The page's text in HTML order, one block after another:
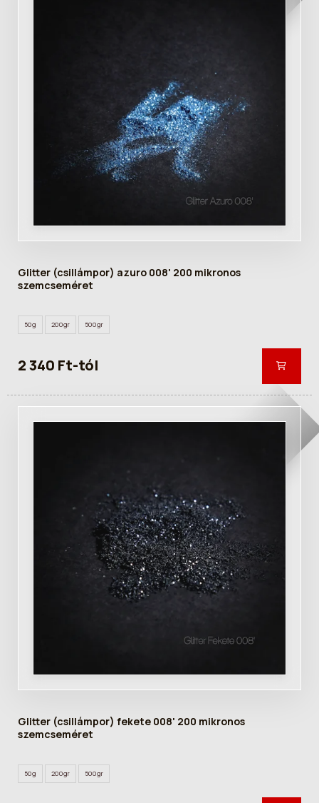
Glitter (csillámpor) azuro 008' 200 mikronos
szemcseméret
50g 200gr 500gr
2 340 Ft-tól
Glitter (csillámpor) fekete 008' 200 mikronos
szemcseméret
50g 200gr 500gr